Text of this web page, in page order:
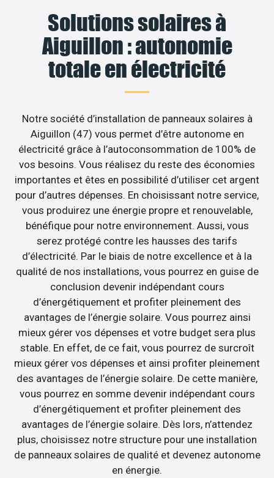
Solutions solaires à
Aiguillon : autonomie
totale en électricité
Notre société d’installation de panneaux solaires à
Aiguillon (47) vous permet d’être autonome en
électricité grâce à l’autoconsommation de 100% de
vos besoins. Vous réalisez du reste des économies
importantes et êtes en possibilité d’utiliser cet argent
pour d’autres dépenses. En choisissant notre service,
vous produirez une énergie propre et renouvelable,
bénéfique pour notre environnement. Aussi, vous
serez protégé contre les hausses des tarifs
d’électricité. Par le biais de notre excellence et à la
qualité de nos installations, vous pourrez en guise de
conclusion devenir indépendant cours
d’énergétiquement et profiter pleinement des
avantages de l’énergie solaire. Vous pourrez ainsi
mieux gérer vos dépenses et votre budget sera plus
stable. En effet, de ce fait, vous pourrez de surcroît
mieux gérer vos dépenses et ainsi profiter pleinement
des avantages de l’énergie solaire. De cette manière,
vous pourrez en somme devenir indépendant cours
d’énergétiquement et profiter pleinement des
avantages de l’énergie solaire. Dès lors, n’attendez
plus, choisissez notre structure pour une installation
de panneaux solaires de qualité et devenez autonome
en énergie.